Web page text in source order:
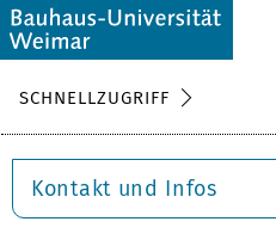
SCHNELLZUGRIFF
Kontakt und Infos